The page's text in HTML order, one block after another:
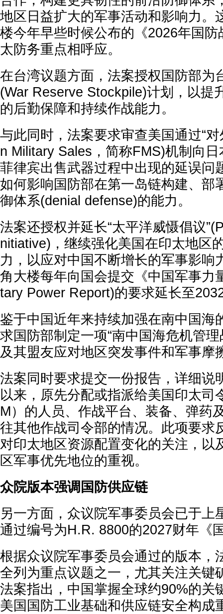
地区日益扩大的军事活动和影响力。
楼今年早些时候公布的《2026年国
太防务重点相呼应。
在台湾议题方面，法案授权国防部为
(War Reserve Stockpile)计划，以提
的后勤保障和持续作战能力。
与此同时，法案要求审查美国通过“
n Military Sales，简称FMS)机制向
菲律宾出售武器过程中出现的延误问
如何影响国防部在第一岛链构建、部
御体系(denial defense)的能力。
法案还授权并延长“太平洋威慑倡议
nitiative)，继续强化美国在印太地区
力，以应对中国不断增长的军事影响
角大楼每年向国会提交《中国军事力
tary Power Report)的要求延长至
鉴于中国近年来持续加强在南中国海
求国防部制定一项“南中国海危机管
及其盟友应对地区突发事件和军事摩
法案同时要求提交一份报告，详细说
以来，原先分配或指派给美国印太司
M）的人员、作战平台、装备、弹药
往其他作战司令部的情况。此项要求
对印太地区资源配置变化的关注，以
区军事优先地位的重视。
众院版本强调国防供应链
另一方面，众议院军事委员会已于上
通过编号为H.R. 8800的2027财年《
根据众议院军事委员会通过的版本，
全列为重点议题之一，尤其关注关键
法案指出，中国掌握全球约90%的关
美国国防工业基础和供应链安全构成